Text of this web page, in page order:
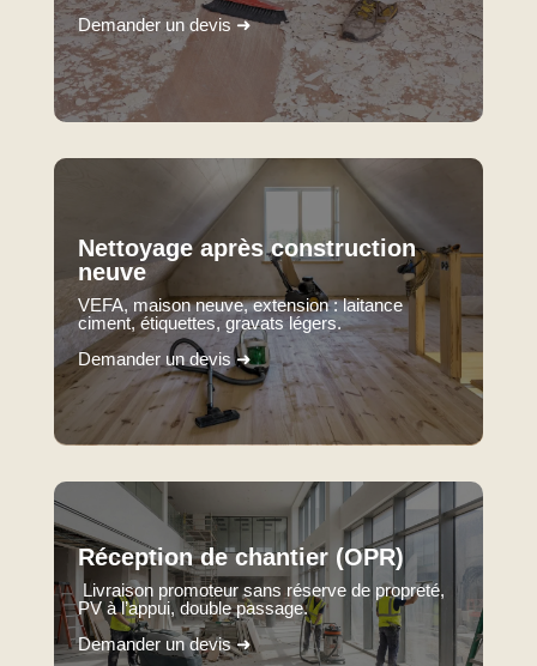
Demander un devis ➜
Nettoyage après construction
neuve
VEFA, maison neuve, extension : laitance
ciment, étiquettes, gravats légers.
Demander un devis ➜
Réception de chantier (OPR)
Livraison promoteur sans réserve de propreté,
PV à l’appui, double passage.
Demander un devis ➜